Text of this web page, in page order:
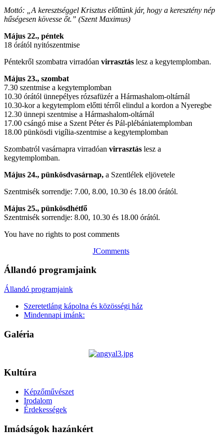
Mottó: „A keresztséggel Krisztus előttünk jár, hogy a keresztény nép
hűségesen kövesse őt.” (Szent Maximus)
Május 22., péntek
18 órától nyitószentmise
Péntekről szombatra virradóan virrasztás lesz a kegytemplomban.
Május 23., szombat
7.30 szentmise a kegytemplomban
10.30 órától ünnepélyes rózsafüzér a Hármashalom-oltárnál
10.30-kor a kegytemplom előtti térről elindul a kordon a Nyeregbe
12.30 ünnepi szentmise a Hármashalom-oltárnál
17.00 csángó mise a Szent Péter és Pál-plébániatemplomban
18.00 pünkösdi vigília-szentmise a kegytemplomban
Szombatról vasárnapra virradóan virrasztás lesz a
kegytemplomban.
Május 24., pünkösdvasárnap, a Szentlélek eljövetele
Szentmisék sorrendje: 7.00, 8.00, 10.30 és 18.00 órától.
Május 25., pünkösdhétfő
Szentmisék sorrendje: 8.00, 10.30 és 18.00 órától.
You have no rights to post comments
JComments
Állandó programjaink
Állandó programjaink
Szeretetláng kápolna és közösségi ház
Mindennapi imánk:
Galéria
Kultúra
Képzőművészet
Irodalom
Érdekességek
Imádságok hazánkért